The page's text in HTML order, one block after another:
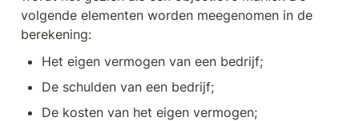
volgende elementen worden meegenomen in de
berekening:
Het eigen vermogen van een bedrijf;
De schulden van een bedrijf;
De kosten van het eigen vermogen;